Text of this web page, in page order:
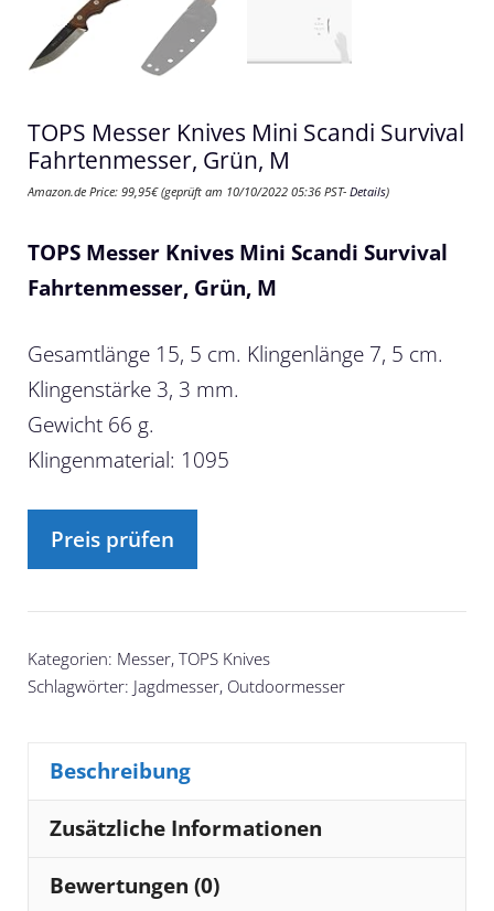
TOPS Messer Knives Mini Scandi Survival
Fahrtenmesser, Grün, M
Amazon.de Price: 99,95€(geprüft am 10/10/2022 05:36 PST- Details)
TOPS Messer Knives Mini Scandi Survival
Fahrtenmesser, Grün, M
Gesamtlänge 15, 5 cm. Klingenlänge 7, 5 cm.
Klingenstärke 3, 3 mm.
Gewicht 66 g.
Klingenmaterial: 1095
Preis prüfen
Kategorien: Messer, TOPS Knives
Schlagwörter: Jagdmesser, Outdoormesser
Beschreibung
Zusätzliche Informationen
Bewertungen (0)